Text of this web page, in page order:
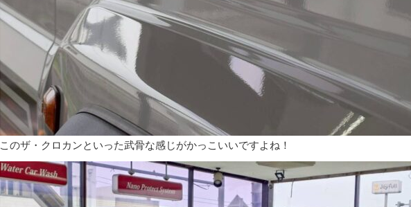
このザ・クロカンといった武骨な感じがかっこいいですよね！